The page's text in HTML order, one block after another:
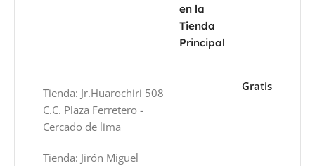
en la
Tienda
Principal
Tienda: Jr.Huarochiri 508
C.C. Plaza Ferretero -
Cercado de lima
Tienda: Jirón Miguel
Gratis